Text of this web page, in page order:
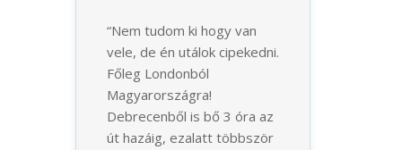
“Nem tudom ki hogy van
vele, de én utálok cipekedni.
Főleg Londonból
Magyarországra!
Debrecenből is bő 3 óra az
út hazáig, ezalatt többször
“Tisztelt HUNPARCEL
Koszonom! Teljes mertekig
elegedett voltam a
szolgaltatasukkal. Csak
ajanlani tudom masoknak
pontosak, segitokeszek,